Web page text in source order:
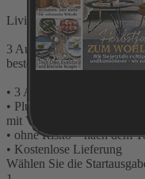
Living & More - Mehr
3 Ausgaben Print + Digital
bestellen und Vorteile
• 3 Ausgaben ohne Risiko
• Plus Sofort-Zugriff auf
mit Vorlesefunktion
• ohne Risko – nach dem
• Kostenlose Lieferung
Wählen Sie die